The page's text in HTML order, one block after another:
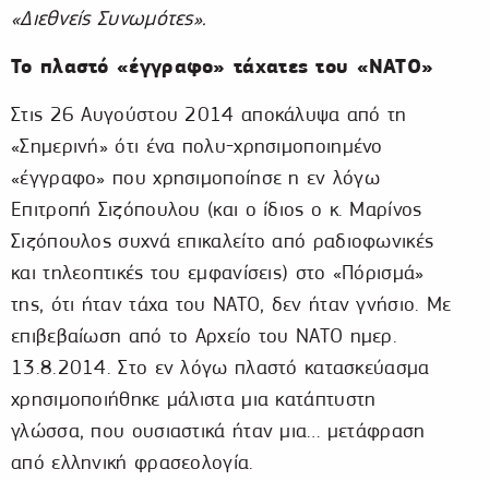
«Διεθνείς Συνωμότες».
Το πλαστό «έγγραφο» τάχατες του «ΝΑΤΟ»
Στις 26 Αυγούστου 2014 αποκάλυψα από τη
«Σημερινή» ότι ένα πολυ-χρησιμοποιημένο
«έγγραφο» που χρησιμοποίησε η εν λόγω
Επιτροπή Σιζόπουλου (και ο ίδιος ο κ. Μαρίνος
Σιζόπουλος συχνά επικαλείτο από ραδιοφωνικές
και τηλεοπτικές του εμφανίσεις) στο «Πόρισμά»
της, ότι ήταν τάχα του ΝΑΤΟ, δεν ήταν γνήσιο. Με
επιβεβαίωση από το Αρχείο του ΝΑΤΟ ημερ.
13.8.2014. Στο εν λόγω πλαστό κατασκεύασμα
χρησιμοποιήθηκε μάλιστα μια κατάπτυστη
γλώσσα, που ουσιαστικά ήταν μια… μετάφραση
από ελληνική φρασεολογία.